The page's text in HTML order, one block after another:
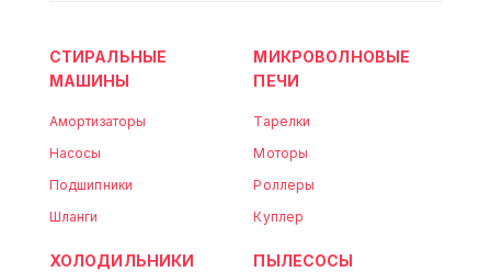
СТИРАЛЬНЫЕ
МАШИНЫ
Амортизаторы
Насосы
Подшипники
Шланги
МИКРОВОЛНОВЫЕ
ПЕЧИ
Тарелки
Моторы
Роллеры
Куплер
ХОЛОДИЛЬНИКИ ПЫЛЕСОСЫ